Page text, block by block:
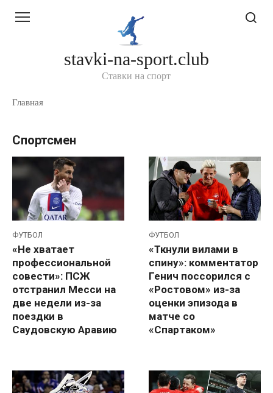
stavki-na-sport.club
Ставки на спорт
Главная
Спортсмен
ФУТБОЛ
«Не хватает
профессиональной
совести»: ПСЖ
отстранил Месси на
две недели из-за
поездки в
Саудовскую Аравию
ФУТБОЛ
«Ткнули вилами в
спину»: комментатор
Генич поссорился с
«Ростовом» из-за
оценки эпизода в
матче со
«Спартаком»